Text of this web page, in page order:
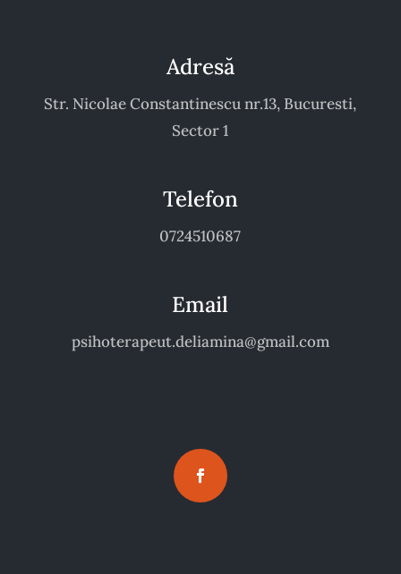
Adresă
Str. Nicolae Constantinescu nr.13, Bucuresti,
Sector 1
Telefon
0724510687
Email
psihoterapeut.deliamina@gmail.com